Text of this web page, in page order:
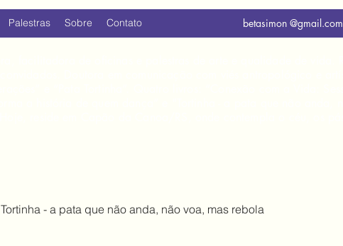
Palestras Sobre Contato betasimon @gmail.com
Tortinha - a pata que não anda, não voa, mas rebola